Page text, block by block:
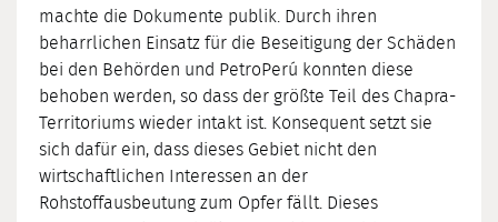
machte die Dokumente publik. Durch ihren
beharrlichen Einsatz für die Beseitigung der Schäden
bei den Behörden und PetroPerú konnten diese
behoben werden, so dass der größte Teil des Chapra-
Territoriums wieder intakt ist. Konsequent setzt sie
sich dafür ein, dass dieses Gebiet nicht den
wirtschaftlichen Interessen an der
Rohstoffausbeutung zum Opfer fällt. Dieses